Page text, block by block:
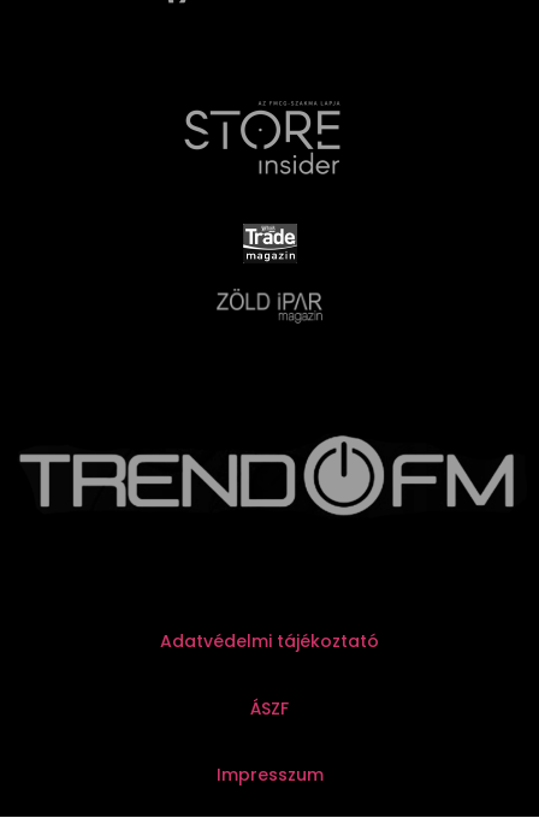
Adatvédelmi tájékoztató
ÁSZF
Impresszum